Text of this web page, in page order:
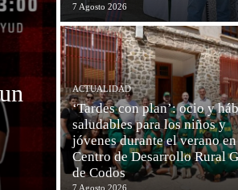
7 Agosto 2026
ACTUALIDAD
‘Tardes con plan’: ocio y
saludables para los niños y
jóvenes durante el verano
Centro de Desarrollo Rural
de Codos
7 Agosto 2026